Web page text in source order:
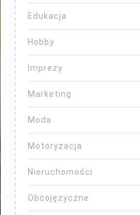
Edukacja
Hobby
Imprezy
Marketing
Moda
Motoryzacja
Nieruchomości
Obcojęzyczne